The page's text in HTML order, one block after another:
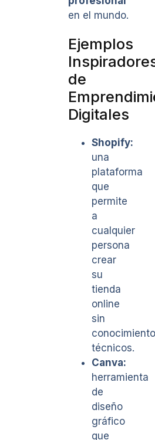
en el mundo.
Ejemplos
de
Digitales
Shopify:
una
plataforma
que
permite
a
cualquier
persona
crear
su
tienda
online
sin
técnicos.
Canva:
herramienta
de
diseño
gráfico
que